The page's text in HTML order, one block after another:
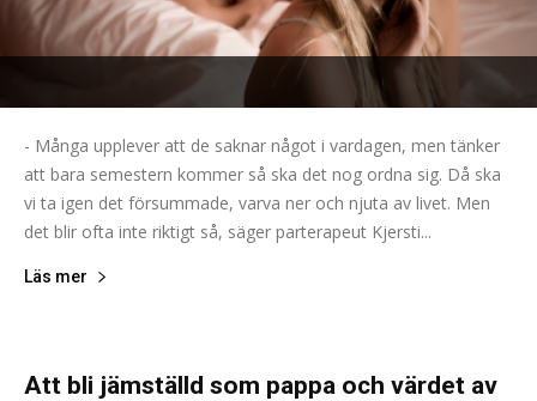
- Många upplever att de saknar något i vardagen, men tänker
att bara semestern kommer så ska det nog ordna sig. Då ska
vi ta igen det försummade, varva ner och njuta av livet. Men
det blir ofta inte riktigt så, säger parterapeut Kjersti...
Läs mer
Att bli jämställd som pappa och värdet av